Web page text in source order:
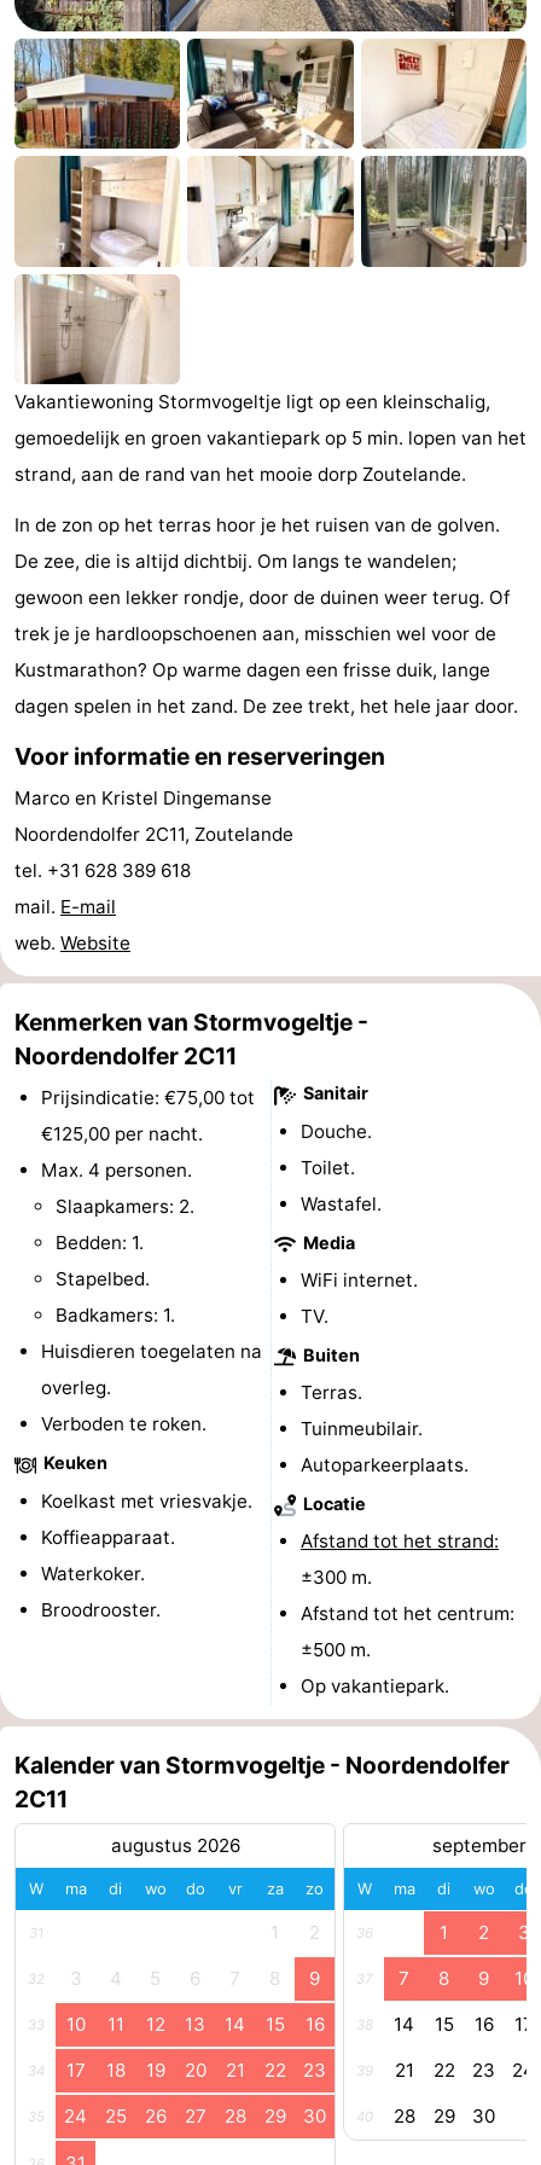
(&
breakfasts)
Campings
Hotels
Vakantiehuizen
minutes
Strand
doen
Bezienswaardigheden
-
Musea
-
Galeries
-
Monumenten
-
Kerken
-
Vuurtorens
-
-
Speeltuinen
-
Binnenspeeltuinen
-
Bowlen
Wellness
centra
Dorpen
&
Natuur
Sporten
Zwembaden
Wandelen
Golfbanen
-
Delta-
en
Eten
en
Evenementen
Zoutelande
Actief
Praktisch
Forum
Route
Parkeren
Reisboekenwinkel
Nieuws
Medische
Vakantiewoning Stormvogeltje ligt op een kleinschalig,
gemoedelijk en groen vakantiepark op 5 min. lopen van het
strand, aan de rand van het mooie dorp Zoutelande.
In de zon op het terras hoor je het ruisen van de golven.
De zee, die is altijd dichtbij. Om langs te wandelen;
gewoon een lekker rondje, door de duinen weer terug. Of
trek je je hardloopschoenen aan, misschien wel voor de
Kustmarathon? Op warme dagen een frisse duik, lange
dagen spelen in het zand. De zee trekt, het hele jaar door.
Voor informatie en reserveringen
Marco en Kristel Dingemanse
Noordendolfer 2C11, Zoutelande
tel. +31 628 389 618
mail. E-mail
web. Website
Kenmerken van Stormvogeltje -
Noordendolfer 2C11
Prijsindicatie: €75,00 tot
€125,00 per nacht.
Max. 4 personen.
Slaapkamers: 2.
Bedden: 1.
Stapelbed.
Badkamers: 1.
Huisdieren toegelaten na
overleg.
Verboden te roken.
Keuken
Koelkast met vriesvakje.
Koffieapparaat.
Waterkoker.
Broodrooster.
Sanitair
Douche.
Toilet.
Wastafel.
Media
WiFi internet.
TV.
Buiten
Terras.
Tuinmeubilair.
Autoparkeerplaats.
Locatie
Afstand tot het strand:
±300 m.
Afstand tot het centrum:
±500 m.
Op vakantiepark.
Kalender van Stormvogeltje - Noordendolfer
2C11
augustus 2026
W ma di wo do vr za zo
31 1 2
32 3 4 5 6 7 8 9
33 10 11 12 13 14 15 16
34 17 18 19 20 21 22 23
35 24 25 26 27 28 29 30
september
W ma di wo do
36 1 2 3
37 7 8 9 10
38 14 15 16 17
39 21 22 23 24
40 28 29 30